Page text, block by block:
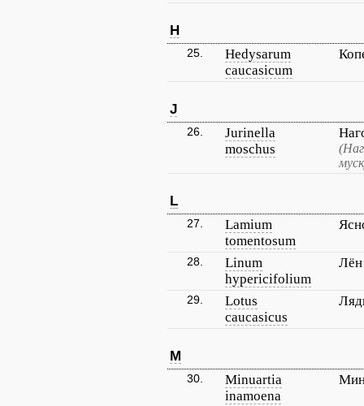
H
25.
Hedysarum
caucasicum
J
26.
Jurinella
moschus
L
27.
Lamium
tomentosum
28.
Linum
hypericifolium
Лён
29.
Lotus
caucasicus
M
30.
Minuartia
inamoena